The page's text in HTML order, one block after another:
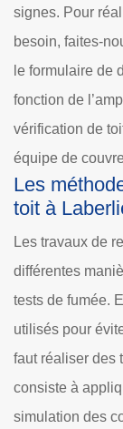
signes. Pour
besoin, faites-
le formulaire de
fonction de
vérification de
équipe de
Les
toit à
Les travaux de
différentes
tests de fumée.
utilisés pour
faut réaliser des
consiste à
simulation des